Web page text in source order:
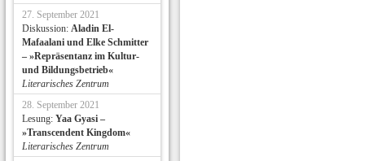
27. September 2021
Diskussion: Aladin El-
Mafaalani und Elke Schmitter
– »Repräsentanz im Kultur-
und Bildungsbetrieb«
Literarisches Zentrum
28. September 2021
Lesung: Yaa Gyasi –
»Transcendent Kingdom«
Literarisches Zentrum